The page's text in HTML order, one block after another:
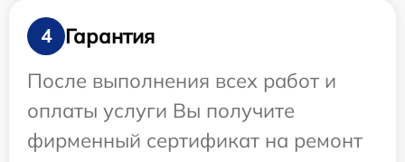
4
Гарантия
После выполнения всех работ и
оплаты услуги Вы получите
фирменный сертификат на ремонт